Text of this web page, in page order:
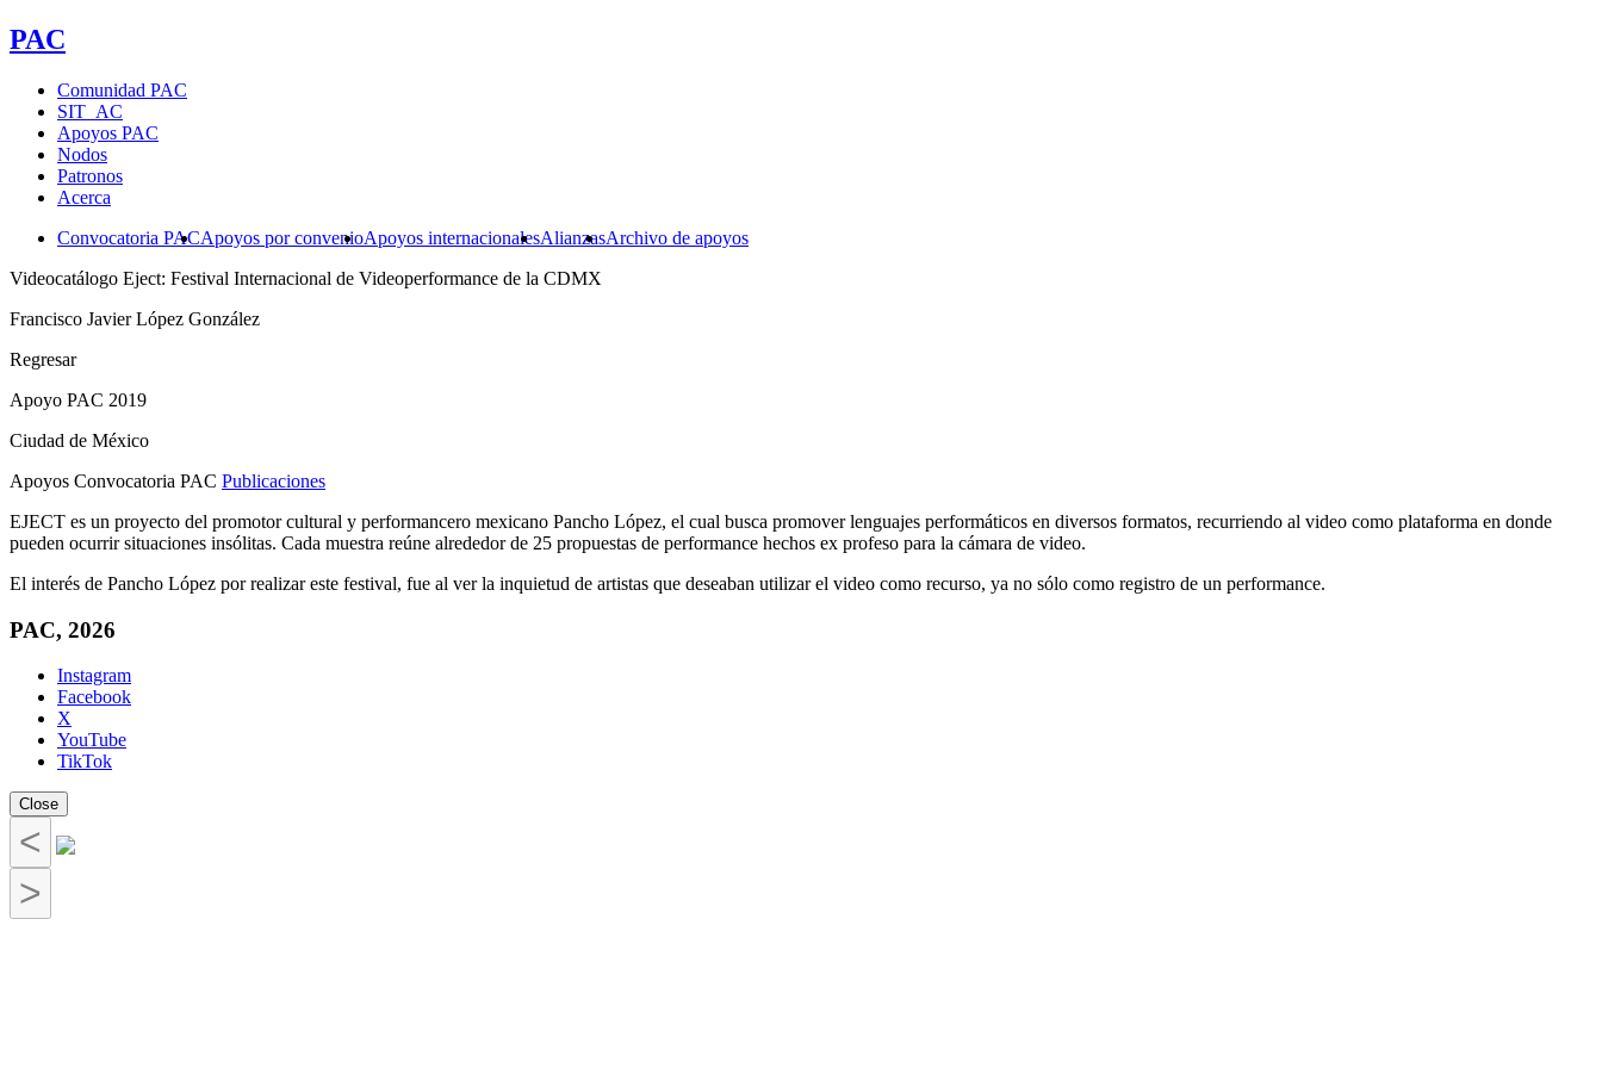
PAC
Comunidad PAC
SIT_AC
Apoyos PAC
Nodos
Patronos
Acerca
Convocatoria PACApoyos por convenioApoyos internacionalesAlianzasArchivo de apoyos
Videocatálogo Eject: Festival Internacional de Videoperformance de la CDMX
Francisco Javier López González
Regresar
Apoyo PAC 2019
Ciudad de México
Apoyos Convocatoria PAC Publicaciones
EJECT es un proyecto del promotor cultural y performancero mexicano Pancho López, el cual busca promover lenguajes performáticos en diversos formatos, recurriendo al video como plataforma en donde
pueden ocurrir situaciones insólitas. Cada muestra reúne alrededor de 25 propuestas de performance hechos ex profeso para la cámara de video.
El interés de Pancho López por realizar este festival, fue al ver la inquietud de artistas que deseaban utilizar el video como recurso, ya no sólo como registro de un performance.
PAC, 2026
Instagram
Facebook
X
YouTube
TikTok
Close
<
>